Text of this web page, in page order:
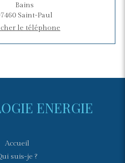
Bains
Saint-Paul
le téléphone
ENERGIE
Accueil
suis-je ?